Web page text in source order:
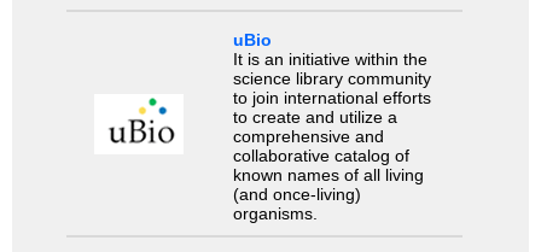
uBio
It is an initiative within the
science library community
to join international efforts
to create and utilize a
comprehensive and
collaborative catalog of
known names of all living
(and once-living)
organisms.